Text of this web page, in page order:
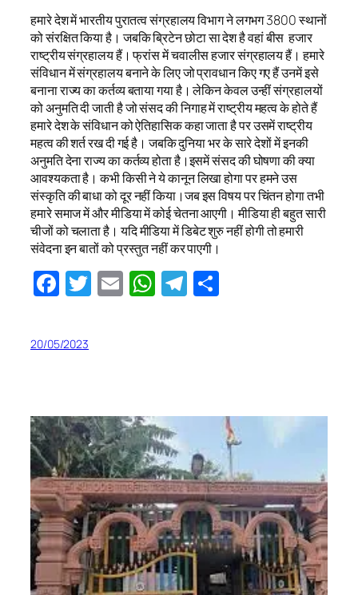
हमारे देश में भारतीय पुरातत्व संग्रहालय विभाग ने लगभग 3800 स्थानों
को संरक्षित किया है। जबकि ब्रिटेन छोटा सा देश है वहां बीस हजार
राष्ट्रीय संग्रहालय हैं। फ्रांस में चवालीस हजार संग्रहालय हैं। हमारे
संविधान में संग्रहालय बनाने के लिए जो प्रावधान किए गए हैं उनमें इसे
बनाना राज्य का कर्तव्य बताया गया है। लेकिन केवल उन्हीं संग्रहालयों
को अनुमति दी जाती है जो संसद की निगाह में राष्ट्रीय महत्व के होते हैं
हमारे देश के संविधान को ऐतिहासिक कहा जाता है पर उसमें राष्ट्रीय
महत्व की शर्त रख दी गई है। जबकि दुनिया भर के सारे देशों में इनकी
अनुमति देना राज्य का कर्तव्य होता है।इसमें संसद की घोषणा की क्या
आवश्यकता है। कभी किसी ने ये कानून लिखा होगा पर हमने उस
संस्कृति की बाधा को दूर नहीं किया।जब इस विषय पर चिंतन होगा तभी
हमारे समाज में और मीडिया में कोई चेतना आएगी। मीडिया ही बहुत सारी
चीजों को चलाता है। यदि मीडिया में डिबेट शुरु नहीं होगी तो हमारी
संवेदना इन बातों को प्रस्तुत नहीं कर पाएगी।
Facebook
Twitter
EmailWhatsApp
Telegram
20/05/2023